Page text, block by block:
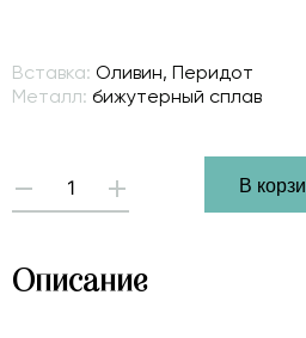
Вставка: Оливин, Перидот
Металл: бижутерный сплав
- +
В
Описание